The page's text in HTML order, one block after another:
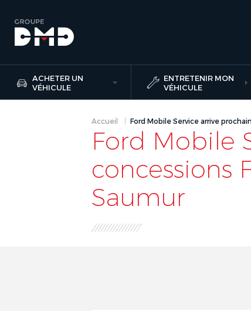
ACHETER UN
VÉHICULE
ENTRETENIR MON
VÉHICULE
Accueil Ford Mobile Service arrive
Ford Mobile
concessions
Saumur